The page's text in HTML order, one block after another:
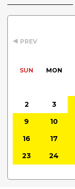
PREV
SUN MON
2
3
9
10
16
17
23
24